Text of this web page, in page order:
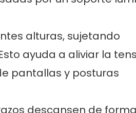
alturas, sujetando
ayuda a aliviar la
pantallas y posturas
descansen de forma